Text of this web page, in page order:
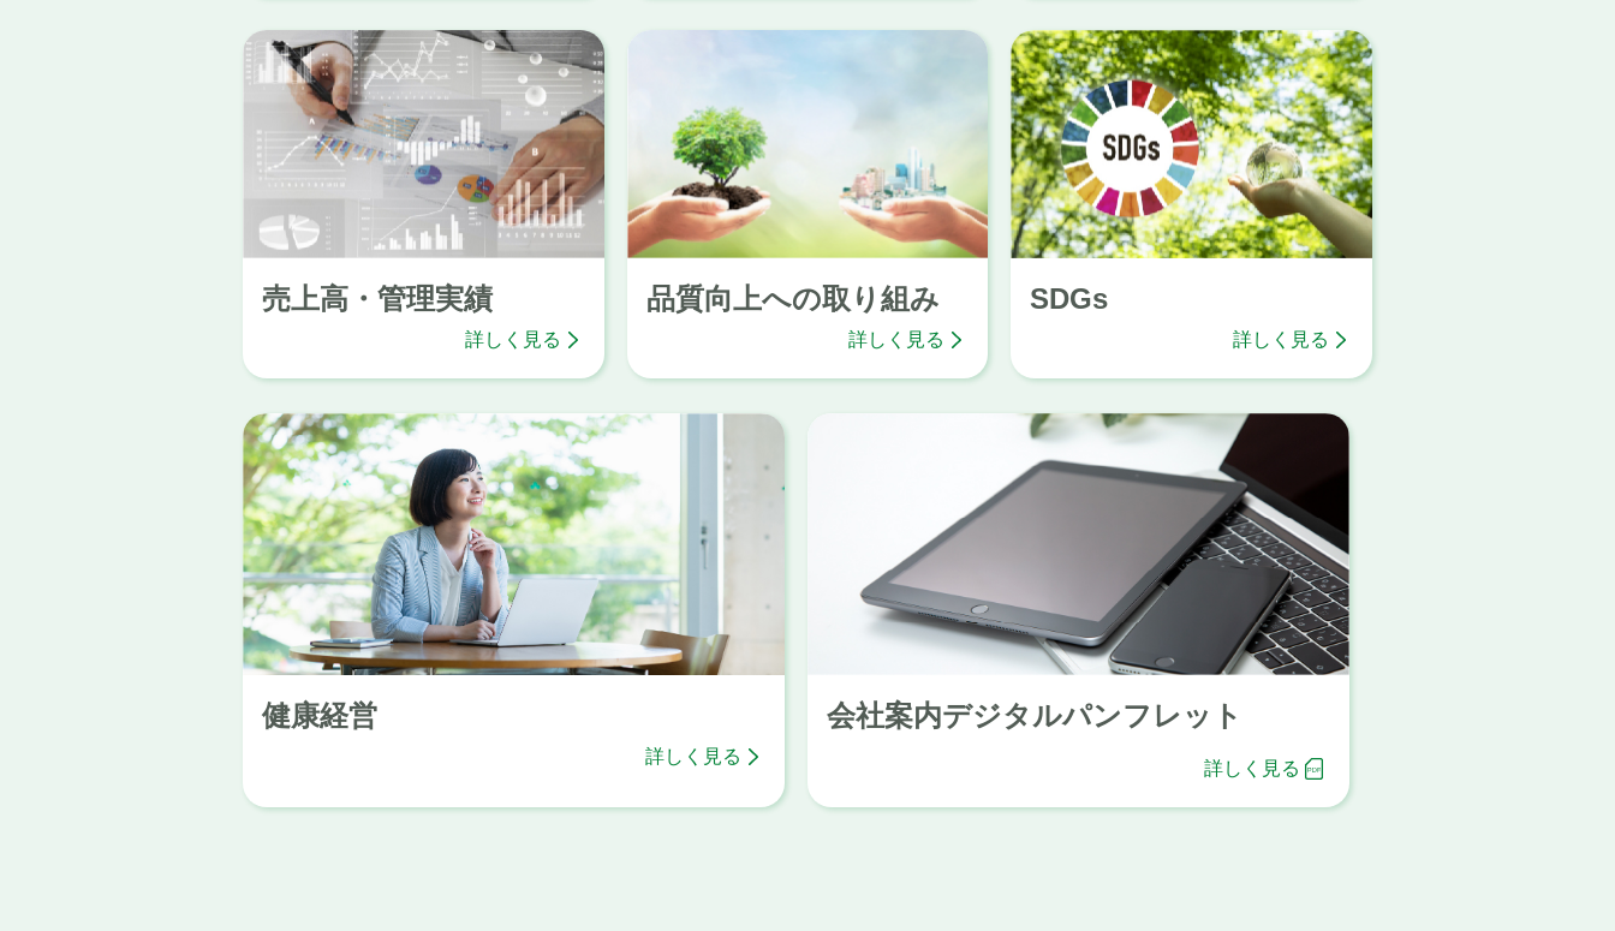
売上高・管理実績
詳しく見る
品質向上への取り組み
詳しく見る
SDGs
詳しく見る
健康経営
詳しく見る
会社案内デジタルパンフレット
詳しく見る